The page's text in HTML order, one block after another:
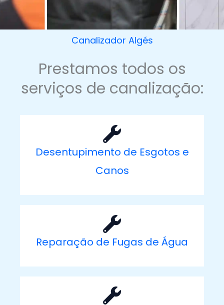
Canalizador Algés
Prestamos todos os
serviços de canalização:
Desentupimento de Esgotos e
Canos
Reparação de Fugas de Água